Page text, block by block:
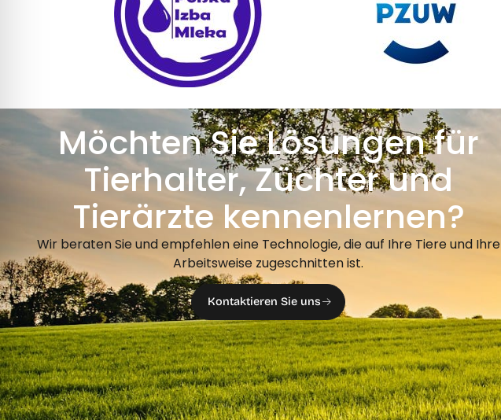
Möchten Sie Lösungen für
Tierhalter, Züchter und
Tierärzte kennenlernen?
Wir beraten Sie und empfehlen eine Technologie, die auf Ihre Tiere und Ihre
Arbeitsweise zugeschnitten ist.
Kontaktieren Sie uns